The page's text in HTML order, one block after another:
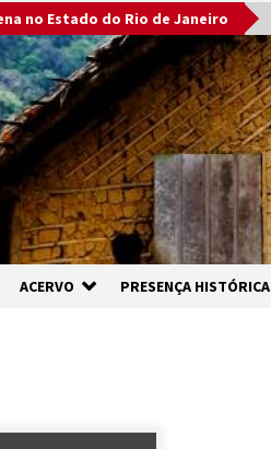
no Estado do Rio de Janeiro
ACERVO PRESENÇA HISTÓRICA